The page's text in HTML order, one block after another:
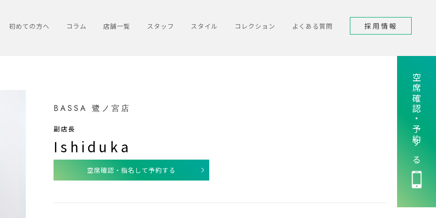
初めての方へ コラム 店舗一覧 スタッフ スタイル コレクション よくある質問 採用情報
BASSA 鷺ノ宮店
副店長
Ishiduka
空席確認・指名して予約する
空席確認・予約する